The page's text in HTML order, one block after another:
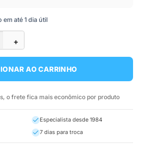
em até 1 dia útil
+
AO CARRINHO
o frete fica mais econômico por produto
Especialista desde 1984
7 dias para troca